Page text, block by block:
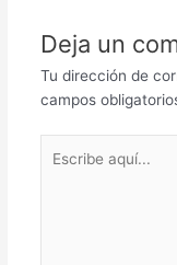
Deja un
Tu dirección de
campos
aquí...